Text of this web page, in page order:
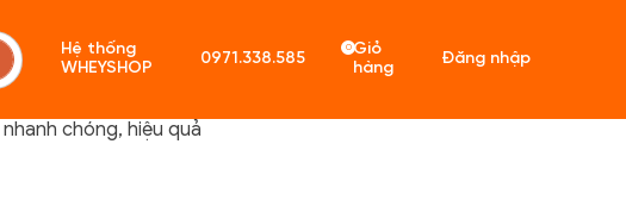
Hệ thống
WHEYSHOP
0971.338.585
0Giỏ
hàng
Đăng nhập
chóng, hiệu quả